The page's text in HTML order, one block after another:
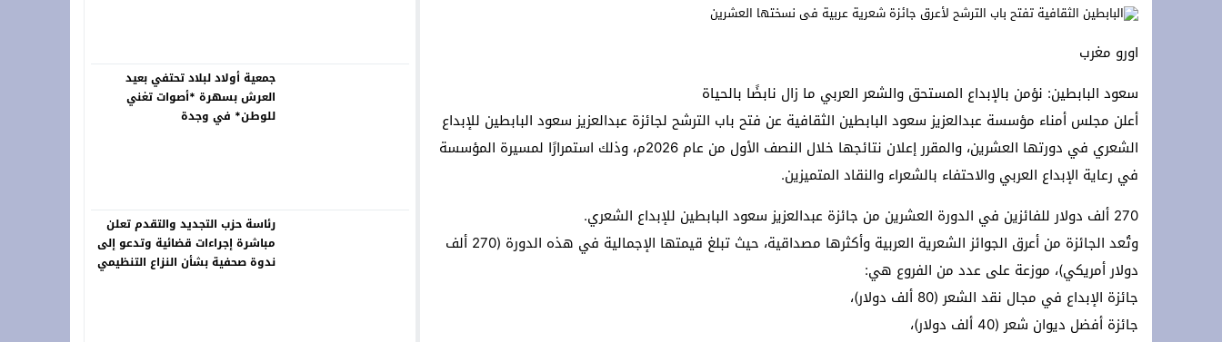
**Terremoto en la OTAN: ¡Estados Unidos y Turquía rechazan a España y protegen Ceuta y Melilla, Marruecos! **
سلطات سلوان تُطلق حملة توعوية للتجار والساكنة لتنظيم جمع النفايات والحفاظ على جمالية المدينة
اورو مغرب
سعود البابطين: نؤمن بالإبداع المستحق والشعر العربي ما زال نابضًا بالحياة
أعلن مجلس أمناء مؤسسة عبدالعزيز سعود البابطين الثقافية عن فتح باب الترشح لجائزة عبدالعزيز سعود البابطين للإبداع
الشعري في دورتها العشرين، والمقرر إعلان نتائجها خلال النصف الأول من عام 2026م، وذلك استمرارًا لمسيرة المؤسسة
في رعاية الإبداع العربي والاحتفاء بالشعراء والنقاد المتميزين.
270 ألف دولار للفائزين في الدورة العشرين من جائزة عبدالعزيز سعود البابطين للإبداع الشعري.
وتُعد الجائزة من أعرق الجوائز الشعرية العربية وأكثرها مصداقية، حيث تبلغ قيمتها الإجمالية في هذه الدورة (270 ألف
دولار أمريكي)، موزعة على عدد من الفروع هي:
جائزة الإبداع في مجال نقد الشعر (80 ألف دولار)،
جائزة أفضل ديوان شعر (40 ألف دولار)،
جمعية أولاد لبلاد تحتفي بعيد
العرش بسهرة *أصوات تغني
للوطن* في وجدة
رئاسة حزب التجديد والتقدم تعلن
مباشرة إجراءات قضائية وتدعو إلى
ندوة صحفية بشأن النزاع التنظيمي